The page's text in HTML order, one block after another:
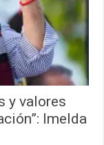
y valores
Imelda